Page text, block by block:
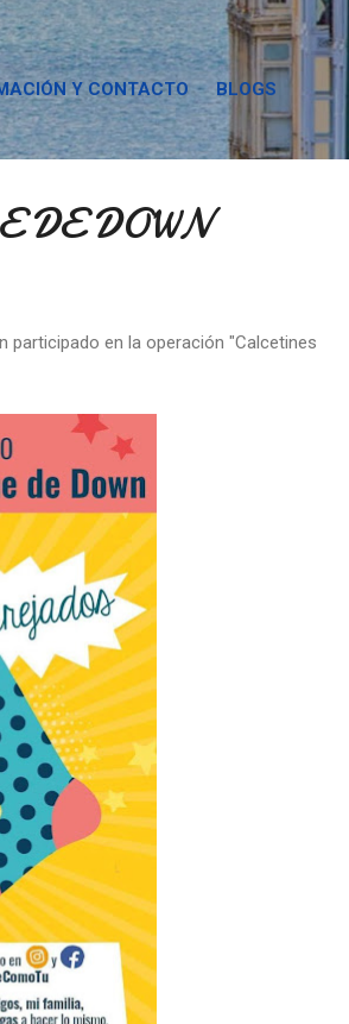
Y CONTACTO BLOGS
DOWN
participado en la operación "Calcetines